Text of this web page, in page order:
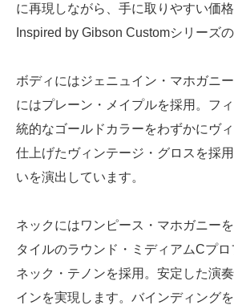
に再現しながら、手に取りやすい価
Inspired by Gibson Customシリーズの
ボディにはジェニュイン・マホガニ
にはプレーン・メイプルを採用。フ
統的なゴールドカラーをわずかにヴ
仕上げたヴィンテージ・グロスを採
いを演出しています。
ネックにはワンピース・マホガニー
タイルのラウンド・ミディアムCプ
ネック・テノンを採用。安定した演
インを実現します。バインディング